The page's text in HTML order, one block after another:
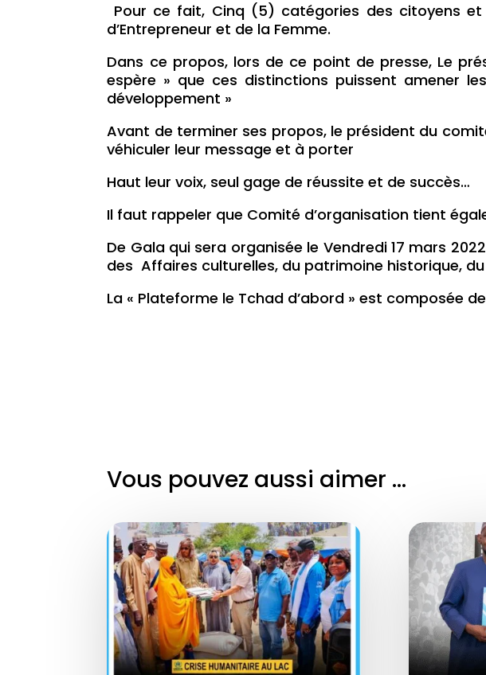
Pour ce fait, Cinq (5) catégories des citoyens et
d’Entrepreneur et de la Femme.
Dans ce propos, lors de ce point de presse, Le
espère » que ces distinctions puissent amener
développement »
Avant de terminer ses propos, le président du
véhiculer leur message et à porter
Haut leur voix, seul gage de réussite et de succès…
Il faut rappeler que Comité d’organisation tient
De Gala qui sera organisée le Vendredi 17 mars
des Affaires culturelles, du patrimoine historique,
La « Plateforme le Tchad d’abord » est composée
Vous pouvez aussi aimer …